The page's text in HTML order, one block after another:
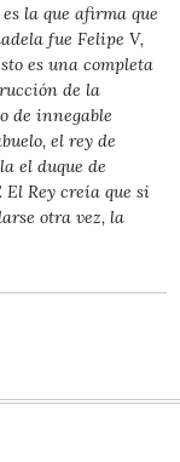
la que afirma que
fue Felipe V,
es una completa
de la
de innegable
el rey de
el duque de
El Rey creía que si
otra vez, la